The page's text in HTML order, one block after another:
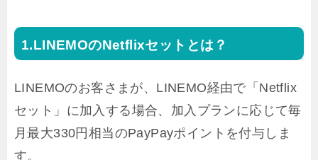
LINEMOのNetflixセットとは？
LINEMOのお客さまが、LINEMO経由で「Netflix
セット」に加入する場合、加入プランに応じて毎
月最大330円相当のPayPayポイントを付与しま
す。